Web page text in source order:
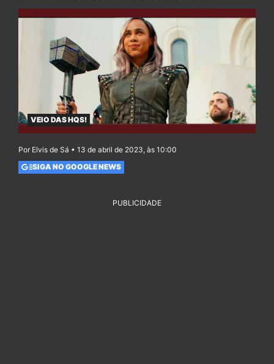
VEIO DAS HQS!
Por Elvis de Sá • 13 de abril de 2023, às 10:00
SIGA NO GOOGLE NEWS
PUBLICIDADE